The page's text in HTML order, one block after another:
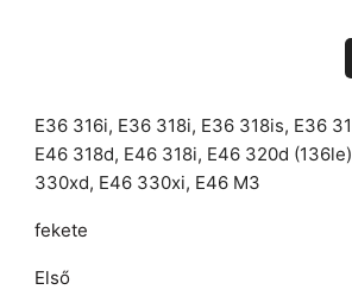
E36 316i, E36 318i, E36 318is, E36
E46 318d, E46 318i, E46 320d (136le)
330xd, E46 330xi, E46 M3
fekete
Első